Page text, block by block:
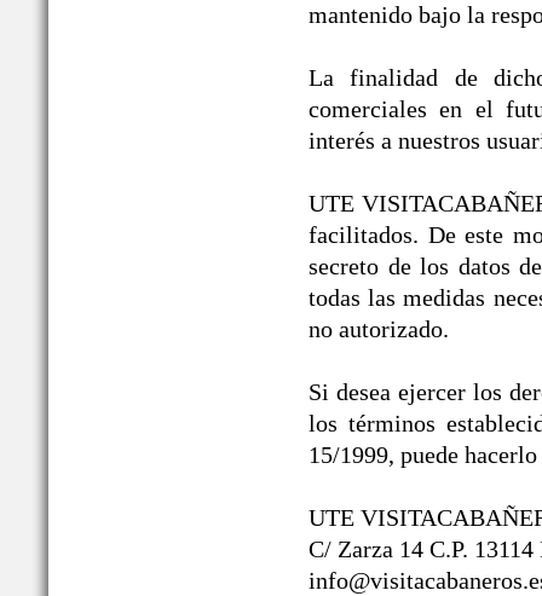
mantenido bajo la
La finalidad de
comerciales en el
interés a nuestros
UTE
facilitados. De este
secreto de los datos
todas las medidas
no autorizado.
Si desea ejercer los
los términos
15/1999, puede
UTE
C/ Zarza 14 C.P.